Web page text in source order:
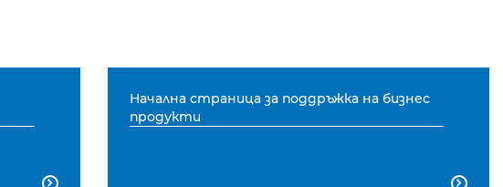

Начална страница за поддръжка на бизнес
продукти
